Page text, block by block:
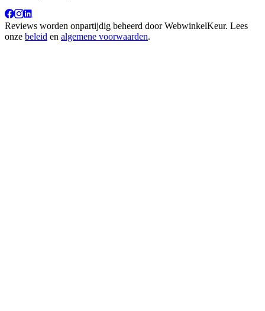
Reviews worden onpartijdig beheerd doorWebwinkelKeur. Lees
onze beleid en algemene voorwaarden.